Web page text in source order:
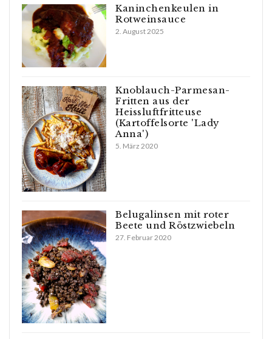
Kaninchenkeulen in
Rotweinsauce
2. August 2025
Knoblauch-Parmesan-
Fritten aus der
Heissluftfritteuse
(Kartoffelsorte 'Lady
Anna')
5. März 2020
Belugalinsen mit roter
Beete und Röstzwiebeln
27. Februar 2020